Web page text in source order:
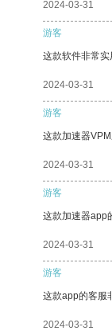
2024-03-31
游客
这款软件非常实
2024-03-31
游客
这款加速器
2024-03-31
游客
这款加速器app
2024-03-31
游客
这款app的客服
2024-03-31